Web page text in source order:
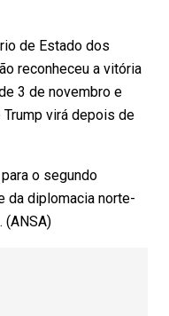
de Estado dos
reconheceu a vitória
3 de novembro e
virá depois de
o segundo
da diplomacia norte-
(ANSA)